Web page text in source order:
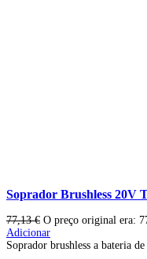
Soprador Brushless 20V
77,13€ O preço original era:
Adicionar
Soprador brushless a bateria